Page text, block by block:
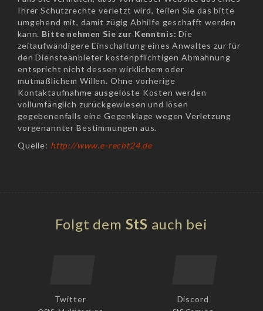
Ihrer Schutzrechte verletzt wird, teilen Sie das bitte
umgehend mit, damit zügig Abhilfe geschafft werden
kann. Bitte nehmen Sie zur Kenntnis: Die
zeitaufwändigere Einschaltung eines Anwaltes zur für
den Diensteanbieter kostenpflichtigen Abmahnung
entspricht nicht dessen wirklichem oder
mutmaßlichem Willen. Ohne vorherige
Kontaktaufnahme ausgelöste Kosten werden
vollumfänglich zurückgewiesen und lösen
gegebenenfalls eine Gegenklage wegen Verletzung
vorgenannter Bestimmungen aus.
Quelle: http://www.e-recht24.de
Folgt dem StS auch bei
Twitter Discord